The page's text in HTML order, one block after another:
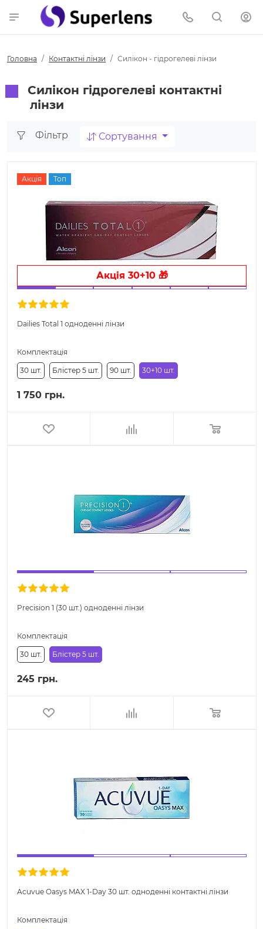
Головна Контактні лінзи Силікон - гідрогелеві лінзи
Силікон гідрогелеві контактні
лінзи
Фільтр Сортування
Акція Топ
Акція 30+10 🎁
Dailies Total 1 одноденні лінзи
Комплектація
30 шт. Блістер 5 шт. 90 шт. 30+10 шт.
1 750 грн.
Precision 1 (30 шт.) одноденні лінзи
Комплектація
30 шт. Блістер 5 шт.
245 грн.
Acuvue Oasys MAX 1-Day 30 шт. одноденні контактні лінзи
Комплектація